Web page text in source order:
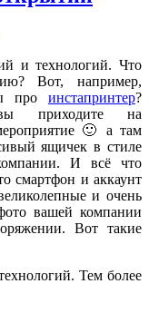
и технологий. Что
Вот, например,
про инстапринтер?
вы приходите на
🙂 а там
ящичек в стиле
И всё что
смартфон и аккаунт
и очень
вашей компании
Вот такие
Тем более